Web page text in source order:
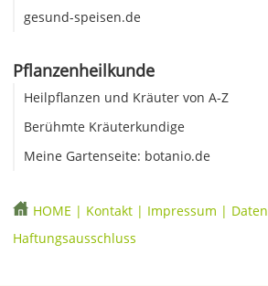
gesund-speisen.de
Pflanzenheilkunde
Heilpflanzen und Kräuter von A-Z
Berühmte Kräuterkundige
Meine Gartenseite: botanio.de
HOME | Kontakt | Impressum |
Haftungsausschluss